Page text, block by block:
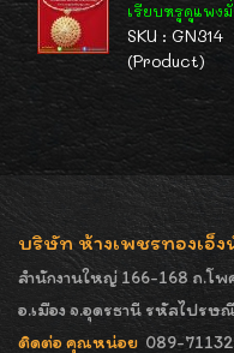
เรียบหรูดูแพงมั่
SKU : GN314
(Product)
บริษัท ห้างเพชรทองเอ็ง
สำนักงานใหญ่ 166-168 ถ.โ
อ.เมือง จ.อุดรธานี รหัสไปร
ติดต่อ คุณหน่อย 089-